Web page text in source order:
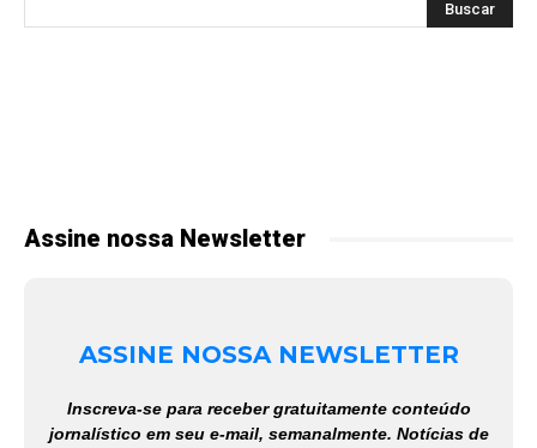
Assine nossa Newsletter
ASSINE NOSSA NEWSLETTER
Inscreva-se para receber gratuitamente conteúdo
jornalístico em seu e-mail, semanalmente. Notícias de